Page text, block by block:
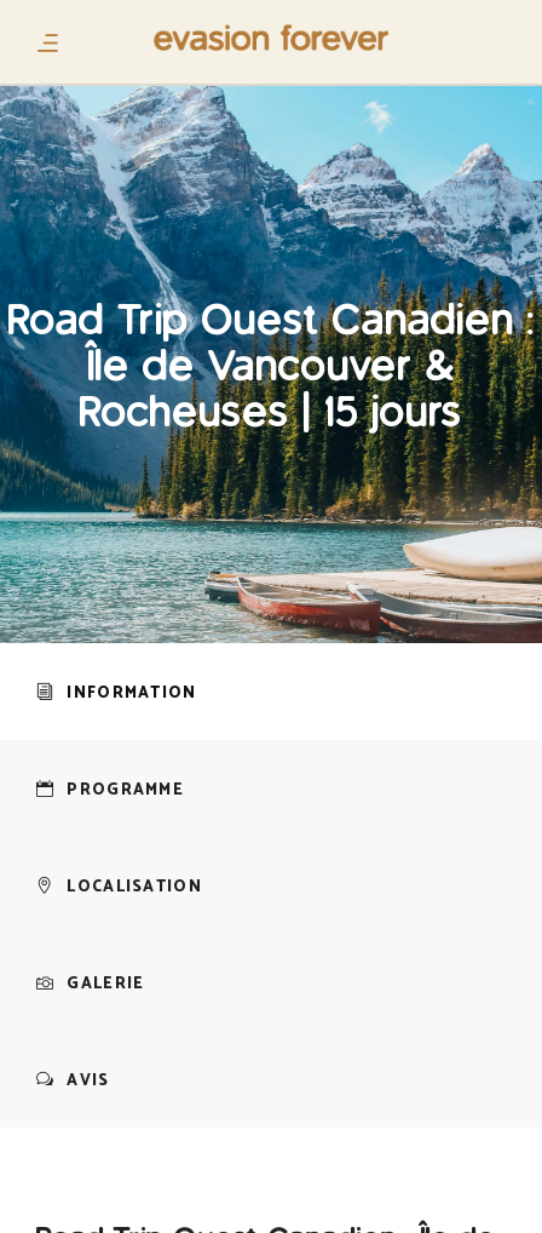
Road Trip Ouest Canadien :
Île de Vancouver &
Rocheuses | 15 jours
INFORMATION
PROGRAMME
LOCALISATION
GALERIE
AVIS